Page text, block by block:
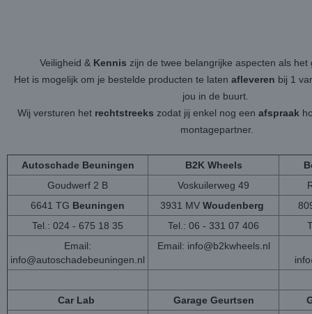
Veiligheid & Kennis zijn de twee belangrijke aspecten als
Het is mogelijk om je bestelde producten te laten afleveren bij 1
jou in de buurt.
Wij versturen het rechtstreeks zodat jij enkel nog een afspraak
montagepartner.
Autoschade Beuningen B2K Wheels
Goudwerf 2 B
Voskuilerweg 49
6641 TG Beuningen 3931 MV Woudenberg
Tel.: 024 - 675 18 35
Tel.: 06 - 331 07 406
Email:
info@autoschadebeuningen.nl
Email: info@b2kwheels.nl
Car Lab Garage Geurtsen